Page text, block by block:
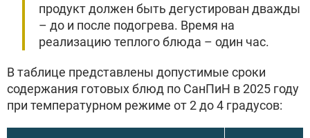
продукт должен быть дегустирован дважды
– до и после подогрева. Время на
реализацию теплого блюда – один час.
В таблице представлены допустимые сроки
содержания готовых блюд по СанПиН в 2025 году
при температурном режиме от 2 до 4 градусов: